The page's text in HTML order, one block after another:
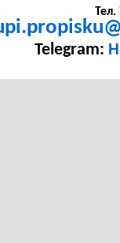
Тел.
Telegram: